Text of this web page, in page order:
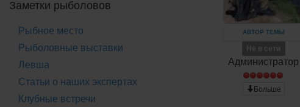
АВТОР ТЕМЫ
Не в сети
Администратор
Больше
Заметки рыболовов
Рыбное место
Рыболовные выставки
Левша
Статьи о наших экспертах
Клубные встречи